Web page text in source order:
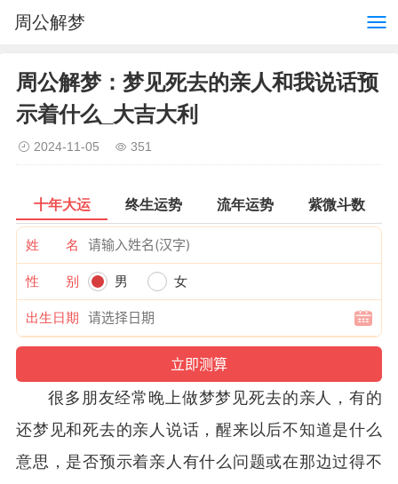
周公解梦
周公解梦：梦见死去的亲人和我说话预
示着什么_大吉大利
2024-11-05 351
十年大运 终生运势 流年运势 紫微斗数
姓 名
性 别 男 女
出生日期
很多朋友经常晚上做梦梦见死去的亲人，有的
还梦见和死去的亲人说话，醒来以后不知道是什么
意思，是否预示着亲人有什么问题或在那边过得不